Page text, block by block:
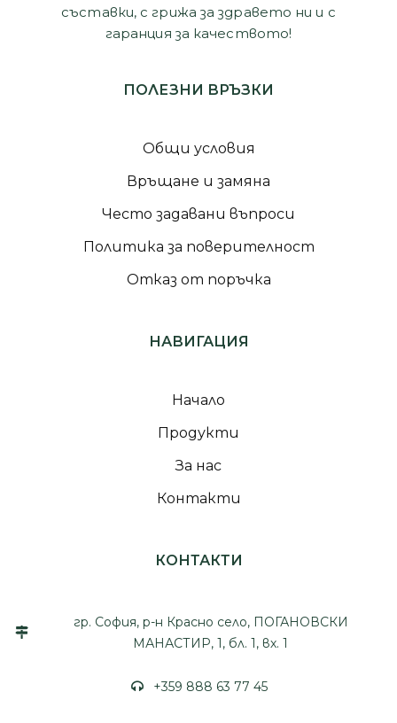
съставки, с грижа за здравето ни и с
гаранция за качеството!
ПОЛЕЗНИ ВРЪЗКИ
Общи условия
Връщане и замяна
Често задавани въпроси
Политика за поверителност
Отказ от поръчка
НАВИГАЦИЯ
Начало
Продукти
За нас
Контакти
КОНТАКТИ
гр. София, р-н Красно село, ПОГАНОВСКИ
МАНАСТИР, 1, бл. 1, вх. 1
+359 888 63 77 45